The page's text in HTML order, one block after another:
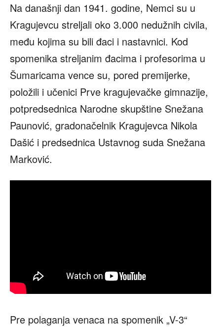
Na današnji dan 1941. godine, Nemci su u
Kragujevcu streljali oko 3.000 nedužnih civila,
među kojima su bili đaci i nastavnici. Kod
spomenika streljanim đacima i profesorima u
Šumaricama vence su, pored premijerke,
položili i učenici Prve kragujevačke gimnazije,
potpredsednica Narodne skupštine Snežana
Paunović, gradonačelnik Kragujevca Nikola
Dašić i predsednica Ustavnog suda Snežana
Marković.
Pre polaganja venaca na spomenik „V-3“